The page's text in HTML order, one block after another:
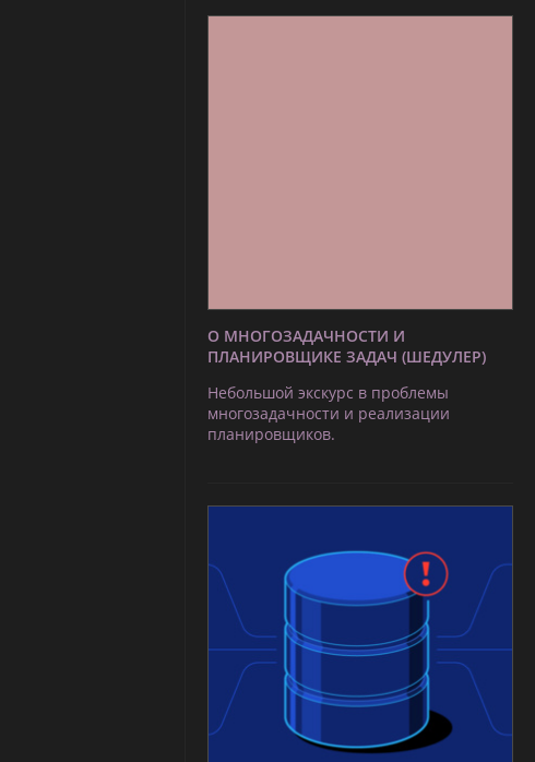
О МНОГОЗАДАЧНОСТИ И
ПЛАНИРОВЩИКЕ ЗАДАЧ (ШЕДУЛЕР)
Небольшой экскурс в проблемы
многозадачности и реализации
планировщиков.